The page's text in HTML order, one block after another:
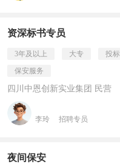
资深标书专员
3年及以上 大专 投标
保安服务
四川中恩创新实业集团 民营
李玲 招聘专员
夜间保安